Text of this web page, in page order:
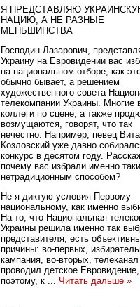
Я ПРЕДСТАВЛЯЮ
НАЦИЮ, А НЕ РАЗНЫЕ
МЕНЬШИНСТВА
Господин Лазарович,
Украину на Евровидении вас
на национальном отборе, как
обычно бывает, а решением
художественного совета
телекомпании Украины. Многие
коллеги по сцене, а также
возмущаются, говорят, что так
нечестно. Например, певец
Козловский уже давно
конкурс в десятом году.
почему вас избрали именно
нетрадиционным способом?
Не я диктую условия Первому
национальному, как именно
На то, что Национальная
Украины решила именно так
представителя, есть
причины: во-первых,
кампания, во-вторых, телеканал
проводил детское Евровидение,
поэтому, к ... Читать дальше »